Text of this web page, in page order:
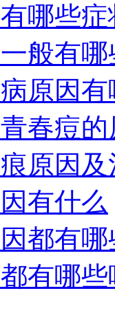
哪些症
般有哪
原因有
春痘
原因及
有什么
都有哪
有哪些